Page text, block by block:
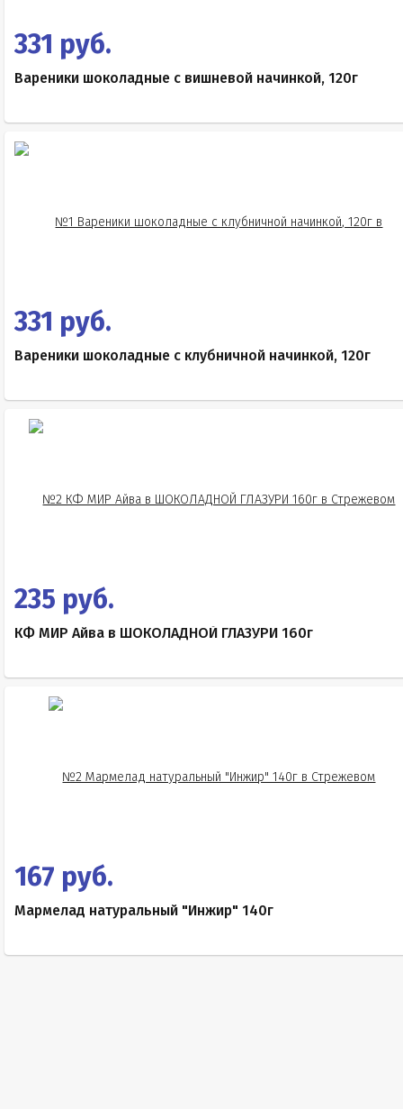
331 руб.
Вареники шоколадные с вишневой начинкой, 120г
331 руб.
Вареники шоколадные с клубничной начинкой, 120г
235 руб.
КФ МИР Айва в ШОКОЛАДНОЙ ГЛАЗУРИ 160г
167 руб.
Мармелад натуральный "Инжир" 140г